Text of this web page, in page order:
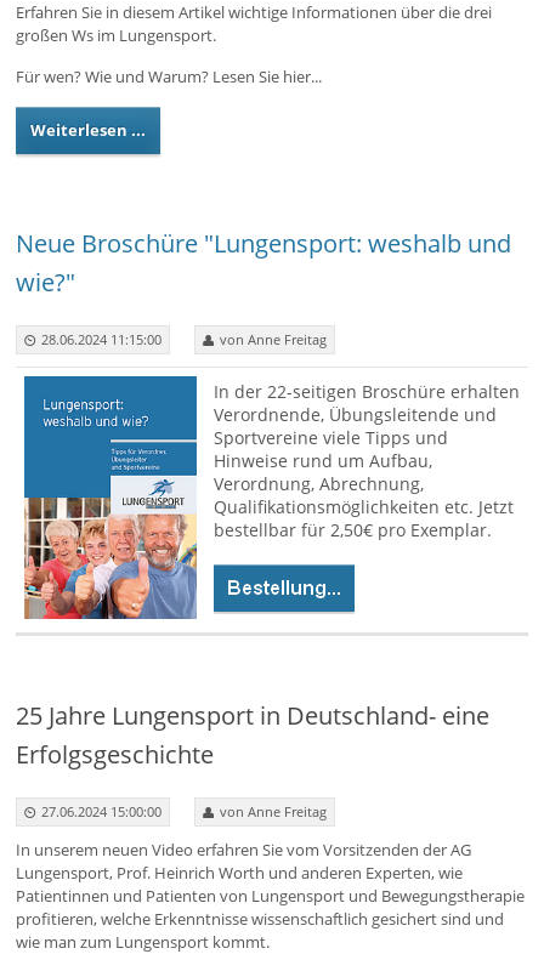
Erfahren Sie in diesem Artikel wichtige Informationen über die drei
großen Ws im Lungensport.
Für wen? Wie und Warum? Lesen Sie hier...
Weiterlesen ...
Neue Broschüre "Lungensport: weshalb und
wie?"
28.06.2024 11:15:00 von Anne Freitag
In der 22-seitigen Broschüre erhalten
Verordnende, Übungsleitende und
Sportvereine viele Tipps und
Hinweise rund um Aufbau,
Verordnung, Abrechnung,
Qualifikationsmöglichkeiten etc. Jetzt
bestellbar für 2,50€ pro Exemplar.
25 Jahre Lungensport in Deutschland- eine
Erfolgsgeschichte
27.06.2024 15:00:00 von Anne Freitag
In unserem neuen Video erfahren Sie vom Vorsitzenden der AG
Lungensport, Prof. Heinrich Worth und anderen Experten, wie
Patientinnen und Patienten von Lungensport und Bewegungstherapie
profitieren, welche Erkenntnisse wissenschaftlich gesichert sind und
wie man zum Lungensport kommt.